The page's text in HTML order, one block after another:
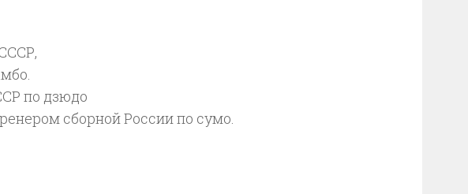
по дзюдо
сборной России по сумо.